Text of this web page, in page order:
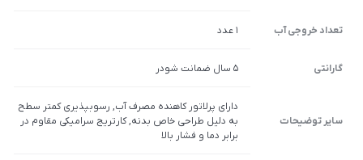
تعداد خروجی آب 1 عدد
گارانتی 5 سال ضمانت شودر
سایر توضیحات
دارای پرلاتور کاهنده مصرف آب, رسوب­پذیری کم­تر سطح
به دلیل طراحی خاص بدنه, کارتریج سرامیکی مقاوم در
برابر دما و فشار بالا